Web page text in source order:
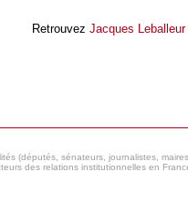
Retrouvez Jacques Leballeur
(députés, sénateurs, journalistes,
des relations institutionnelles en